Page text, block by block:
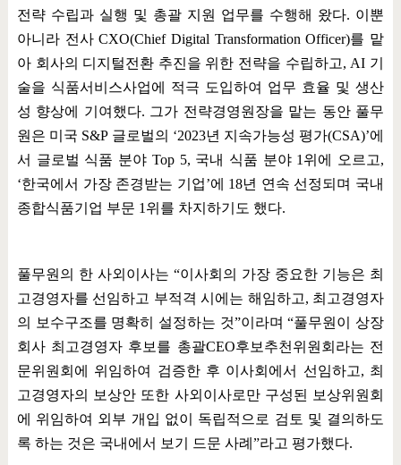
전략 수립과 실행 및 총괄 지원 업무를 수행해 왔다. 이뿐
아니라 전사CXO(Chief Digital Transformation Officer)를 맡
아 회사의 디지털전환 추진을 위한 전략을 수립하고, AI 기
술을 식품서비스사업에 적극 도입하여 업무 효율 및 생산
성 향상에 기여했다. 그가 전략경영원장을 맡는 동안 풀무
원은 미국 S&P 글로벌의 ‘2023년 지속가능성 평가(CSA)’에
서 글로벌 식품 분야 Top 5, 국내 식품 분야 1 위에 오르고,
‘한국에서 가장 존경받는 기업’에 18년 연속 선정되며 국내
종합식품기업 부문 1 위를 차지하기도 했다.
풀무원의 한 사외이사는 “이사회의 가장 중요한 기능은 최
고경영자를 선임하고 부적격 시에는 해임하고, 최고경영자
의 보수구조를 명확히 설정하는 것”이라며“풀무원이 상장
회사 최고경영자 후보를 총괄CEO후보추천위원회라는 전
문위원회에 위임하여 검증한 후 이사회에서 선임하고, 최
고경영자의 보상안 또한 사외이사로만 구성된 보상위원회
에 위임하여 외부 개입 없이 독립적으로 검토 및 결의하도
록 하는 것은 국내에서 보기 드문 사례 ”라고 평가했다.